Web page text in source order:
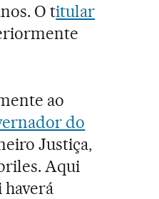
O titular
ao
do
Justiça,
Aqui
haverá